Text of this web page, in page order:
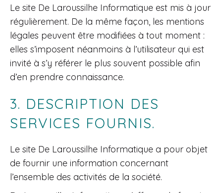
Le site De Laroussilhe Informatique est mis à jour
régulièrement. De la même façon, les mentions
légales peuvent être modifiées à tout moment :
elles s’imposent néanmoins à l’utilisateur qui est
invité à s’y référer le plus souvent possible afin
d’en prendre connaissance.
3. DESCRIPTION DES
SERVICES FOURNIS.
Le site De Laroussilhe Informatique a pour objet
de fournir une information concernant
l’ensemble des activités de la société.